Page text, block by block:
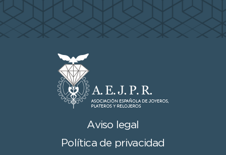
Aviso legal
Política de privacidad